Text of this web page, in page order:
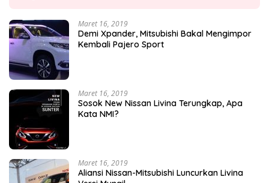
Maret 16, 2019
Demi Xpander, Mitsubishi Bakal Mengimpor
Kembali Pajero Sport
Maret 16, 2019
Sosok New Nissan Livina Terungkap, Apa
Kata NMI?
Maret 16, 2019
Aliansi Nissan-Mitsubishi Luncurkan Livina